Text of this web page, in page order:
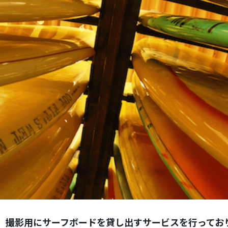
撮影用にサーフボードを貸し出すサービスを行ってお